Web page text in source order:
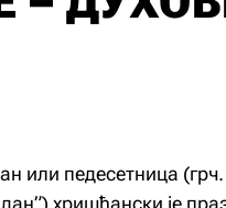
или педесетница
хришћански је